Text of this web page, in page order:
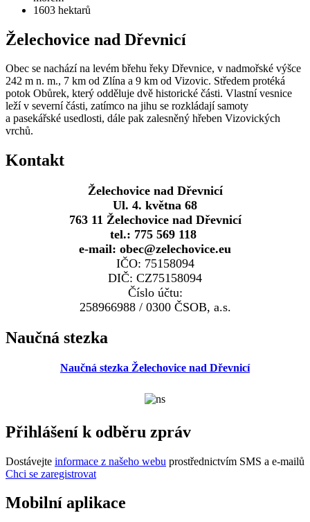
1603 hektarů
Želechovice nad Dřevnicí
Obec se nachází na levém břehu řeky Dřevnice, v nadmořské výšce
242 m n. m., 7 km od Zlína a 9 km od Vizovic. Středem protéká
potok Obůrek, který odděluje dvě historické části. Vlastní vesnice
leží v severní části, zatímco na jihu se rozkládají samoty
a pasekářské usedlosti, dále pak zalesněný hřeben Vizovických
vrchů.
Kontakt
Želechovice nad Dřevnicí
Ul. 4. května 68
763 11 Želechovice nad Dřevnicí
tel.: 775 569 118
e-mail: obec@zelechovice.eu
IČO: 75158094
DIČ: CZ75158094
Číslo účtu:
258966988 / 0300 ČSOB, a.s.
Naučná stezka
Naučná stezka Želechovice nad Dřevnicí
Přihlášení k odběru zpráv
Dostávejte informace z našeho webu prostřednictvím SMS a e-mailů
Chci se zaregistrovat
Mobilní aplikace